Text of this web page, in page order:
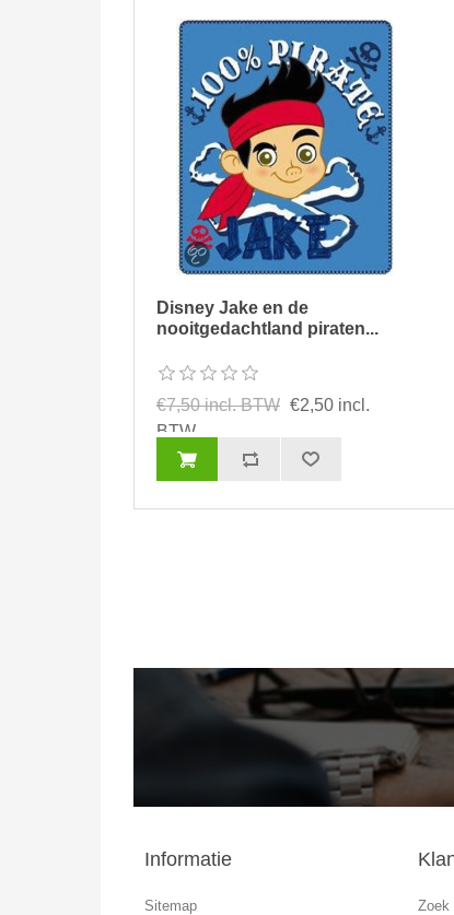
Disney Jake en de
nooitgedachtland piraten...
€7,50 incl. BTW €2,50 incl.
BTW
Informatie
Sitemap Zoek